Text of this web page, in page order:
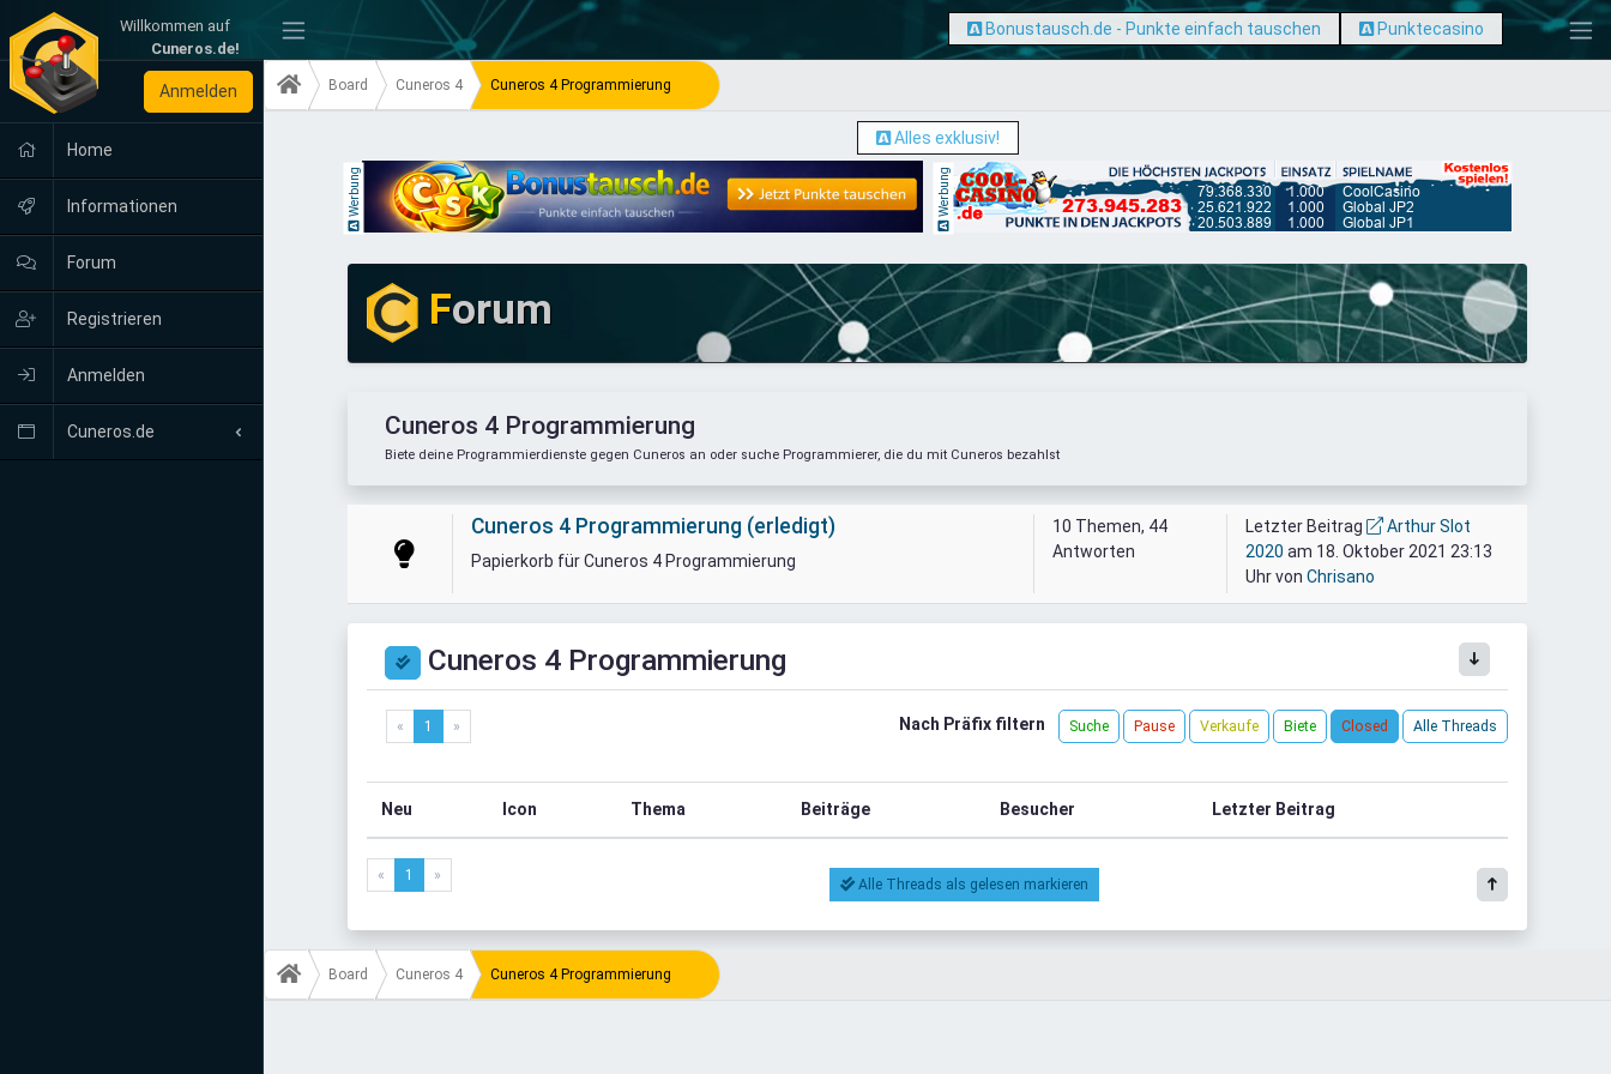
Willkommen auf
Cuneros.de!
- Bonustausch.de - Punkte einfach tauschen Punktecasino
Anmelden
Home
Informationen
Forum
Registrieren
Anmelden
Cuneros.de
Board Cuneros 4 Cuneros 4 Programmierung
Alles exklusiv!
Werbung Werbung
Forum
Cuneros 4 Programmierung
Biete deine Programmierdienste gegen Cuneros an oder suche Programmierer, die du mit Cuneros bezahlst
Cuneros 4 Programmierung (erledigt)
Papierkorb für Cuneros 4 Programmierung
10 Themen, 44
Antworten
Letzter Beitrag
Arthur Slot
2020 am 18. Oktober 2021 23:13
Uhr vonChrisano
Cuneros 4 Programmierung
« 1 » Nach Präfix filtern Suche Pause Verkaufe Biete Closed Alle Threads
Neu Icon Thema Beiträge Besucher Letzter Beitrag
« 1 »
Alle Threads als gelesen markieren
Board Cuneros 4 Cuneros 4 Programmierung